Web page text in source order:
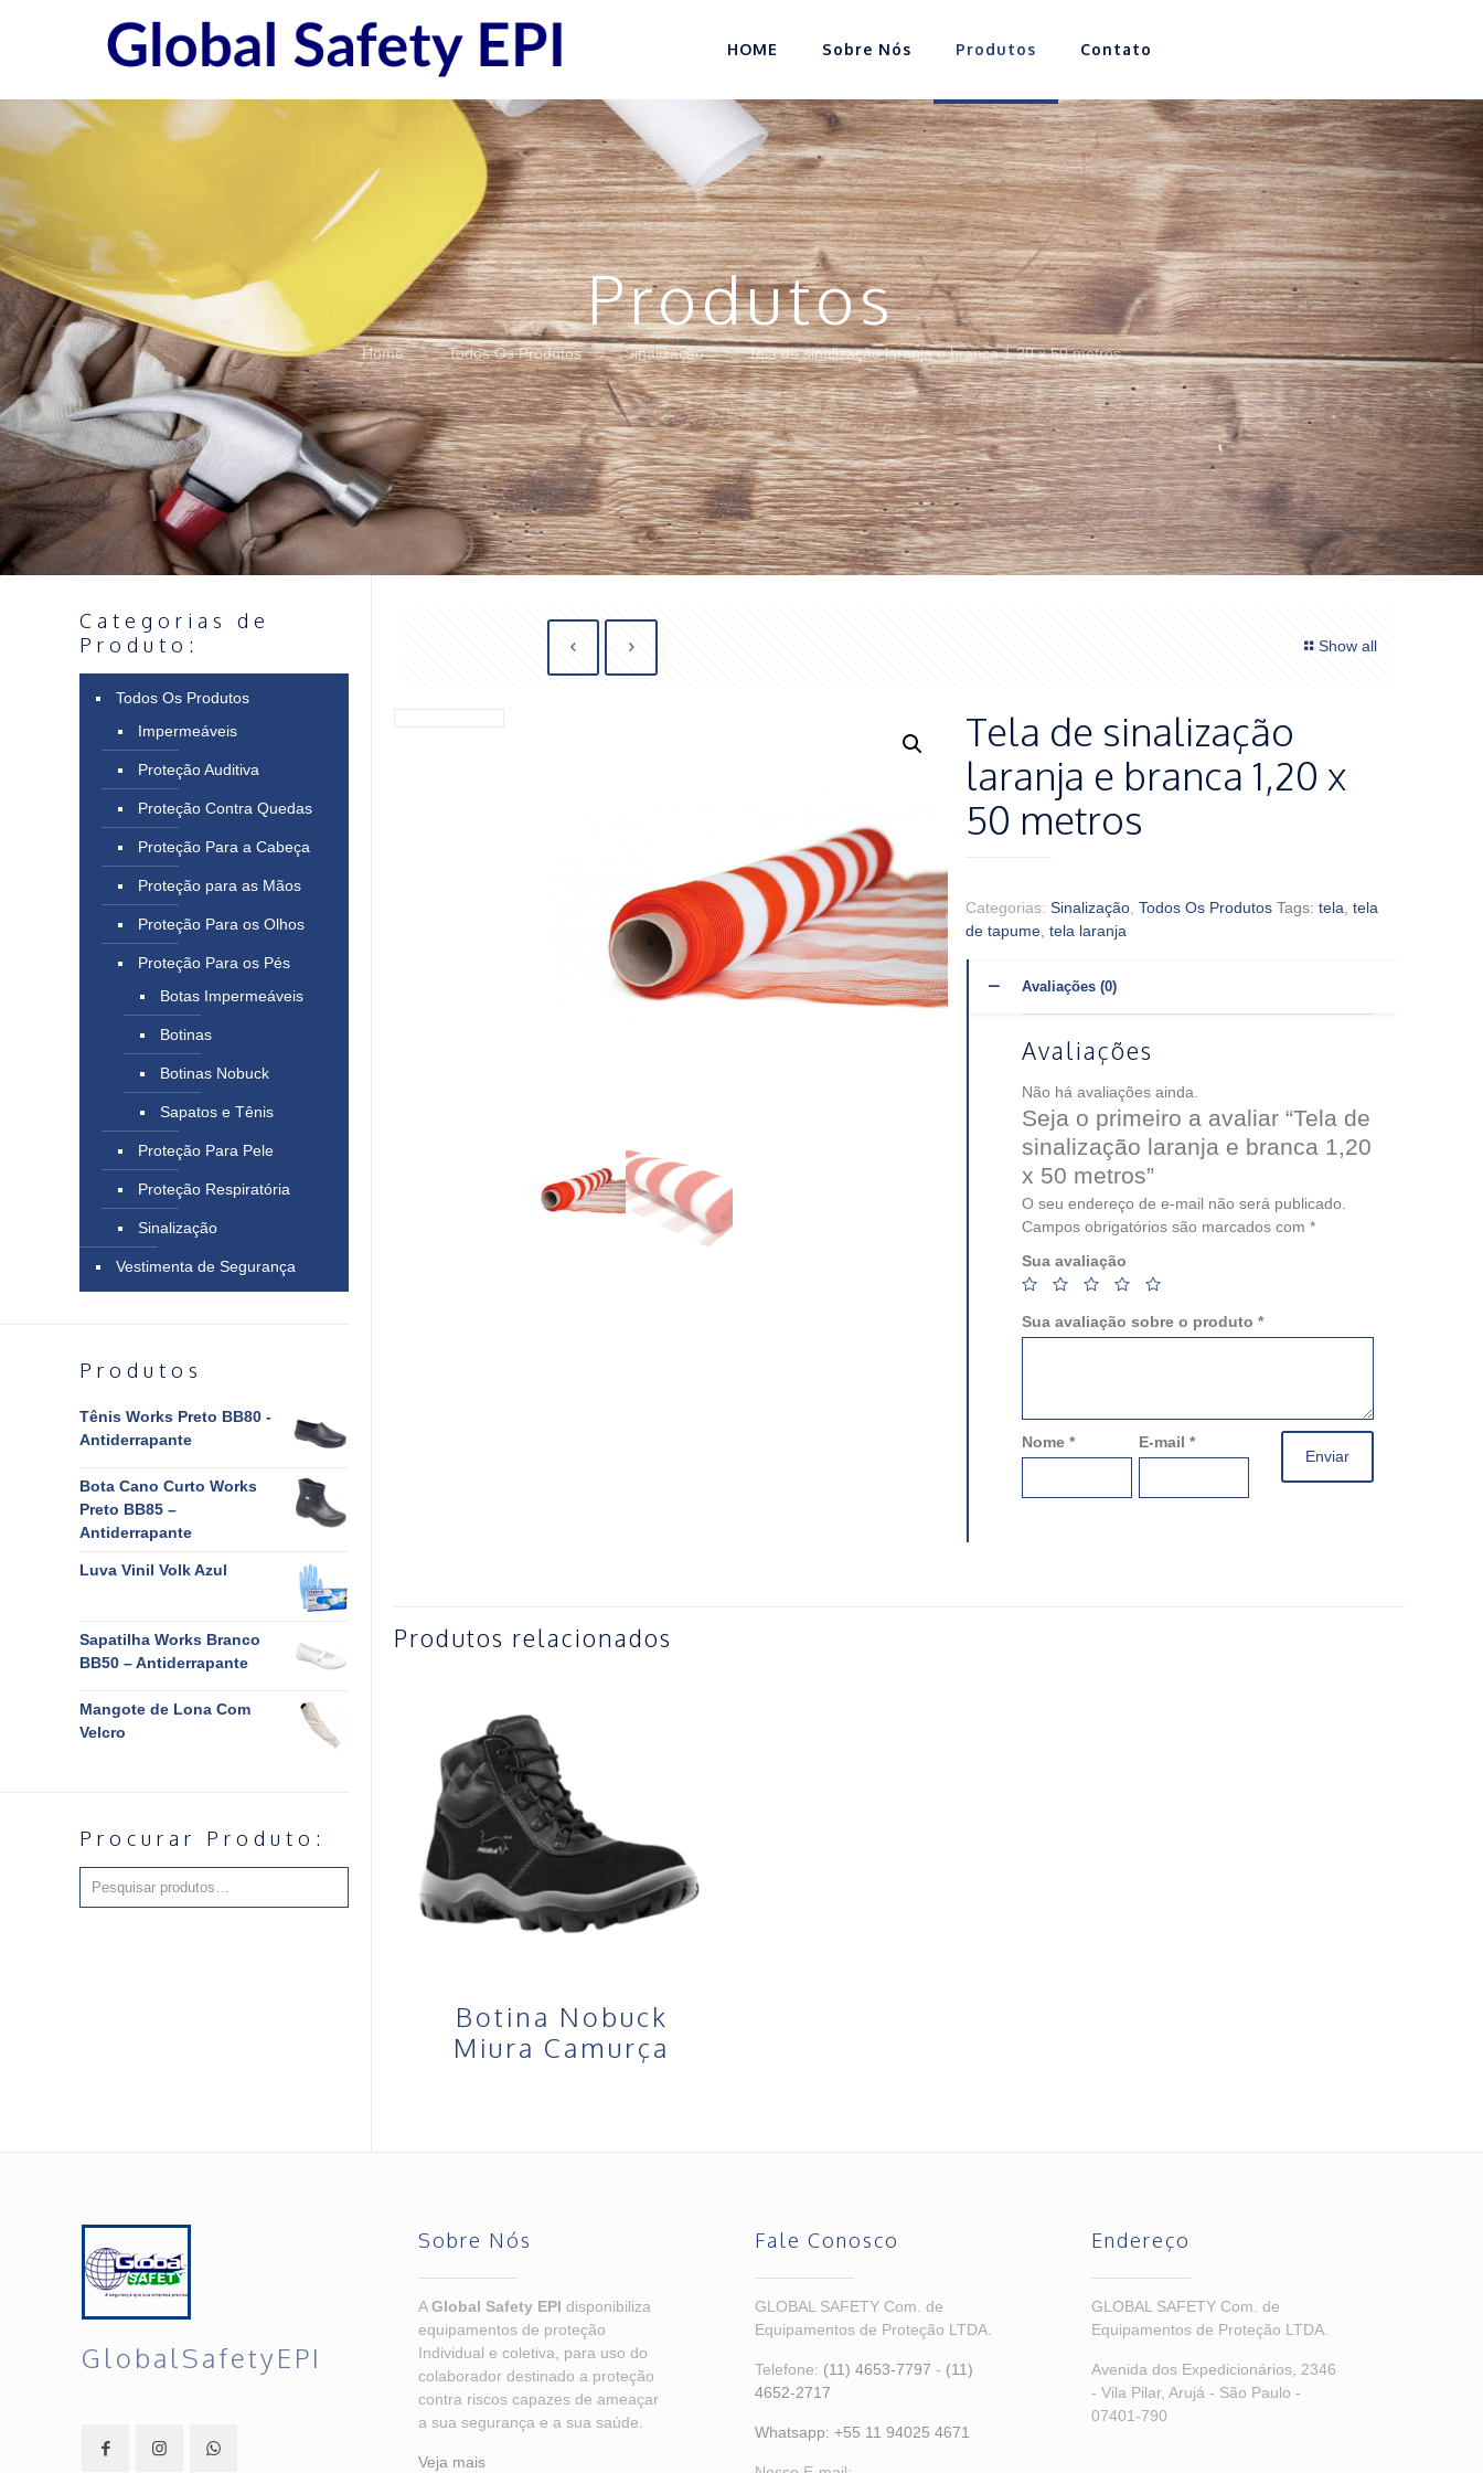
HOME Sobre Nós Produtos Contato
Produtos
Home Todos Os Produtos Sinalização Tela de sinalização laranja e branca 1,20 x 50 metros
Show all
Tela de sinalização
laranja e branca 1,20 x
50 metros
Categorias:Sinalização ,Todos Os Produtos Tags:tela ,tela
de tapume ,tela laranja
Avaliações (0)
Avaliações
Não há avaliações ainda.
Seja o primeiro a avaliar “Tela de
sinalização laranja e branca 1,20
x 50 metros”
O seu endereço de e-mail não será publicado.
Campos obrigatórios são marcados com*
Sua avaliação
Sua avaliação sobre o produto*
Nome* E-mail*
Produtos relacionados
Botina Nobuck
Miura Camurça
Categorias de
Produto:
Todos Os Produtos
Impermeáveis
Proteção Auditiva
Proteção Contra Quedas
Proteção Para a Cabeça
Proteção para as Mãos
Proteção Para os Olhos
Proteção Para os Pés
Botas Impermeáveis
Botinas
Botinas Nobuck
Sapatos e Tênis
Proteção Para Pele
Proteção Respiratória
Sinalização
Vestimenta de Segurança
Produtos
Tênis Works Preto BB80 -
Antiderrapante
Bota Cano Curto Works
Preto BB85 –
Antiderrapante
Luva Vinil Volk Azul
Sapatilha Works Branco
BB50 – Antiderrapante
Mangote de Lona Com
Velcro
Procurar Produto:
GlobalSafetyEPI
Sobre Nós
AGlobal Safety EPI disponibiliza
equipamentos de proteção
Individual e coletiva, para uso do
colaborador destinado a proteção
contra riscos capazes de ameaçar
a sua segurança e a sua saúde.
Veja mais
Fale Conosco
GLOBAL SAFETY Com. de
Equipamentos de Proteção LTDA.
Telefone: (11) 4653-7797 - (11)
4652-2717
Whatsapp:+55 11 94025 4671
Endereço
GLOBAL SAFETY Com. de
Equipamentos de Proteção LTDA.
Avenida dos Expedicionários, 2346
- Vila Pilar, Arujá - São Paulo -
07401-790